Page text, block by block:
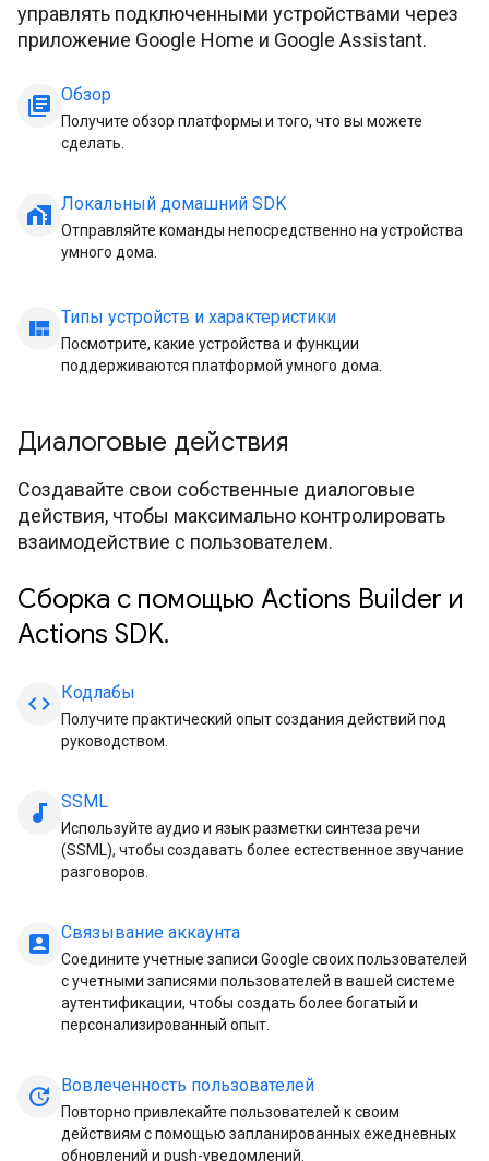
управлять подключенными устройствами через
приложение Google Home и Google Assistant.
library_books Обзор
Получите обзор платформы и того, что вы можете
сделать.
home_work Локальный домашний SDK
Отправляйте команды непосредственно на устройства
умного дома.
view_quilt Типы устройств и характеристики
Посмотрите, какие устройства и функции
поддерживаются платформой умного дома.
Диалоговые действия
Создавайте свои собственные диалоговые
действия, чтобы максимально контролировать
взаимодействие с пользователем.
Сборка с помощью Actions Builder и
Actions SDK.
code Кодлабы
Получите практический опыт создания действий под
руководством.
audiotrack SSML
Используйте аудио и язык разметки синтеза речи
(SSML), чтобы создавать более естественное звучание
разговоров.
account_box Связывание аккаунта
Соедините учетные записи Google своих пользователей
с учетными записями пользователей в вашей системе
аутентификации, чтобы создать более богатый и
персонализированный опыт.
update Вовлеченность пользователей
Повторно привлекайте пользователей к своим
действиям с помощью запланированных ежедневных
обновлений и push-уведомлений.